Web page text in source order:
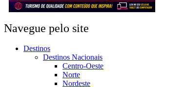
Navegue pelo site
Destinos
Destinos Nacionais
Centro-Oeste
Norte
Nordeste